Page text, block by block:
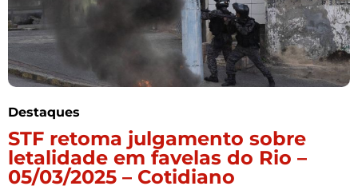
Destaques
STF retoma julgamento sobre
letalidade em favelas do Rio –
05/03/2025 – Cotidiano